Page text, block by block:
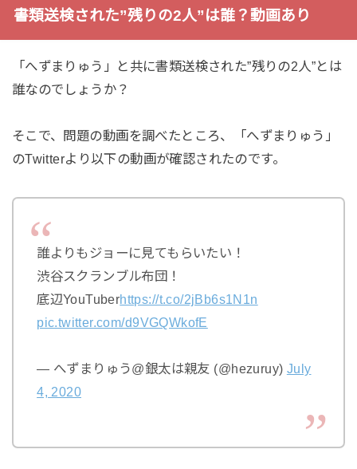
書類送検された”残りの2人”は誰？動画あり
「へずまりゅう」と共に書類送検された”残りの2人”とは
誰なのでしょうか？
そこで、問題の動画を調べたところ、「へずまりゅう」
のTwitterより以下の動画が確認されたのです。
誰よりもジョーに見てもらいたい！
渋谷スクランブル布団！
底辺YouTuberhttps://t.co/2jBb6s1N1n
pic.twitter.com/d9VGQWkofE
— へずまりゅう@銀太は親友 (@hezuruy) July
4, 2020